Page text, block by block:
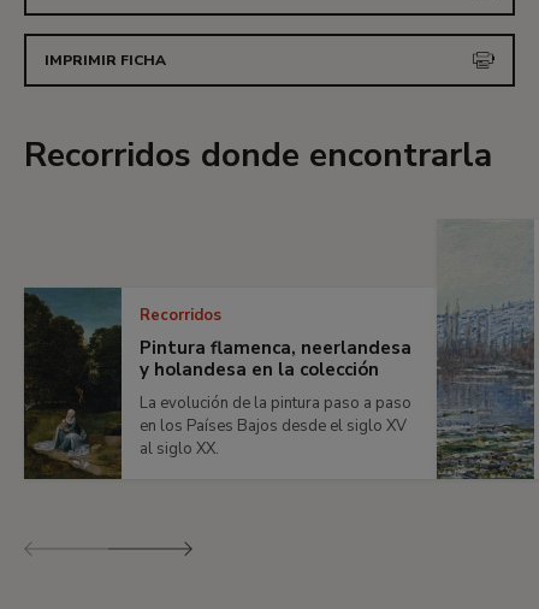
IMPRIMIR FICHA
Recorridos donde encontrarla
Recorridos
Pintura flamenca, neerlandesa
y holandesa en la colección
La evolución de la pintura paso a paso
en los Países Bajos desde el siglo XV
al siglo XX.
Anterior Siguiente